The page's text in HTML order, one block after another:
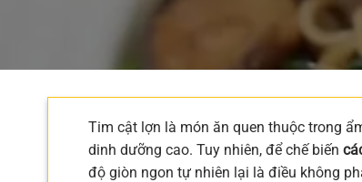
Tim cật lợn là món ăn quen thuộc trong
dinh dưỡng cao. Tuy nhiên, để chế biến
độ giòn ngon tự nhiên lại là điều không